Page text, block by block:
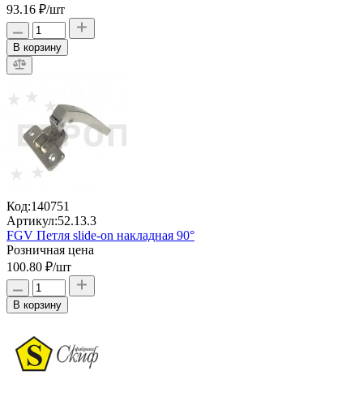
93.16 ₽/шт
В корзину
Код:140751
Артикул:52.13.3
FGV Петля slide-on накладная 90°
Розничная цена
100.80 ₽/шт
В корзину